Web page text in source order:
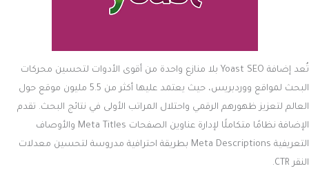
تُعد إضافة Yoast SEO بلا منازع واحدة من أقوى الأدوات لتحسين محركات
البحث لمواقع ووردبريس، حيث يعتمد عليها أكثر من 5.5 مليون موقع حول
العالم لتعزيز ظهورهم الرقمي واحتلال المراتب الأولى في نتائج البحث. تقدم
الإضافة نظامًا متكاملًا لإدارة عناوين الصفحات Meta Titles والأوصاف
التعريفية Meta Descriptions بطريقة احترافية مدروسة لتحسين معدلات
النقر CTR.